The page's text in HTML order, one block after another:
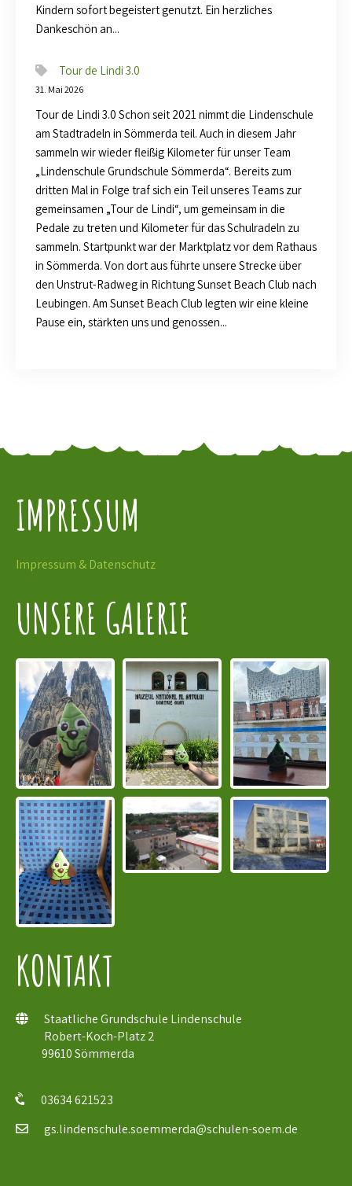
Kindern sofort begeistert genutzt. Ein herzliches
Dankeschön an...
Tour de Lindi 3.0
31. Mai 2026
Tour de Lindi 3.0 Schon seit 2021 nimmt die Lindenschule
am Stadtradeln in Sömmerda teil. Auch in diesem Jahr
sammeln wir wieder fleißig Kilometer für unser Team
„Lindenschule Grundschule Sömmerda“. Bereits zum
dritten Mal in Folge traf sich ein Teil unseres Teams zur
gemeinsamen „Tour de Lindi“, um gemeinsam in die
Pedale zu treten und Kilometer für das Schulradeln zu
sammeln. Startpunkt war der Marktplatz vor dem Rathaus
in Sömmerda. Von dort aus führte unsere Strecke über
den Unstrut-Radweg in Richtung Sunset Beach Club nach
Leubingen. Am Sunset Beach Club legten wir eine kleine
Pause ein, stärkten uns und genossen...
IMPRESSUM
Impressum & Datenschutz
UNSERE GALERIE
KONTAKT
Staatliche Grundschule Lindenschule
Robert-Koch-Platz 2
99610 Sömmerda
03634 621523
gs.lindenschule.soemmerda@schulen-soem.de